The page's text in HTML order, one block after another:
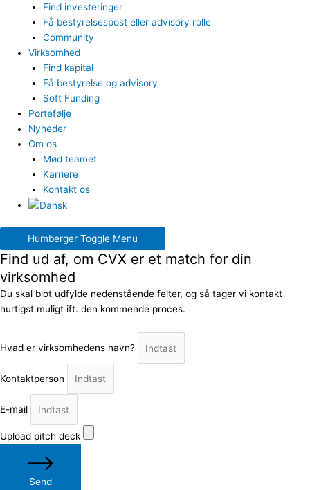
Find investeringer
Få bestyrelsespost eller advisory rolle
Community
Virksomhed
Find kapital
Få bestyrelse og advisory
Soft Funding
Portefølje
Nyheder
Om os
Mød teamet
Karriere
Kontakt os
Humberger Toggle Menu
Find ud af, om CVX er et match for din
virksomhed
Du skal blot udfylde nedenstående felter, og så tager vi kontakt
hurtigst muligt ift. den kommende proces.
Hvad er virksomhedens navn?
Kontaktperson
E-mail
Upload pitch deck
Send